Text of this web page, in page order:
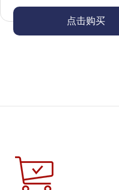
点击购买